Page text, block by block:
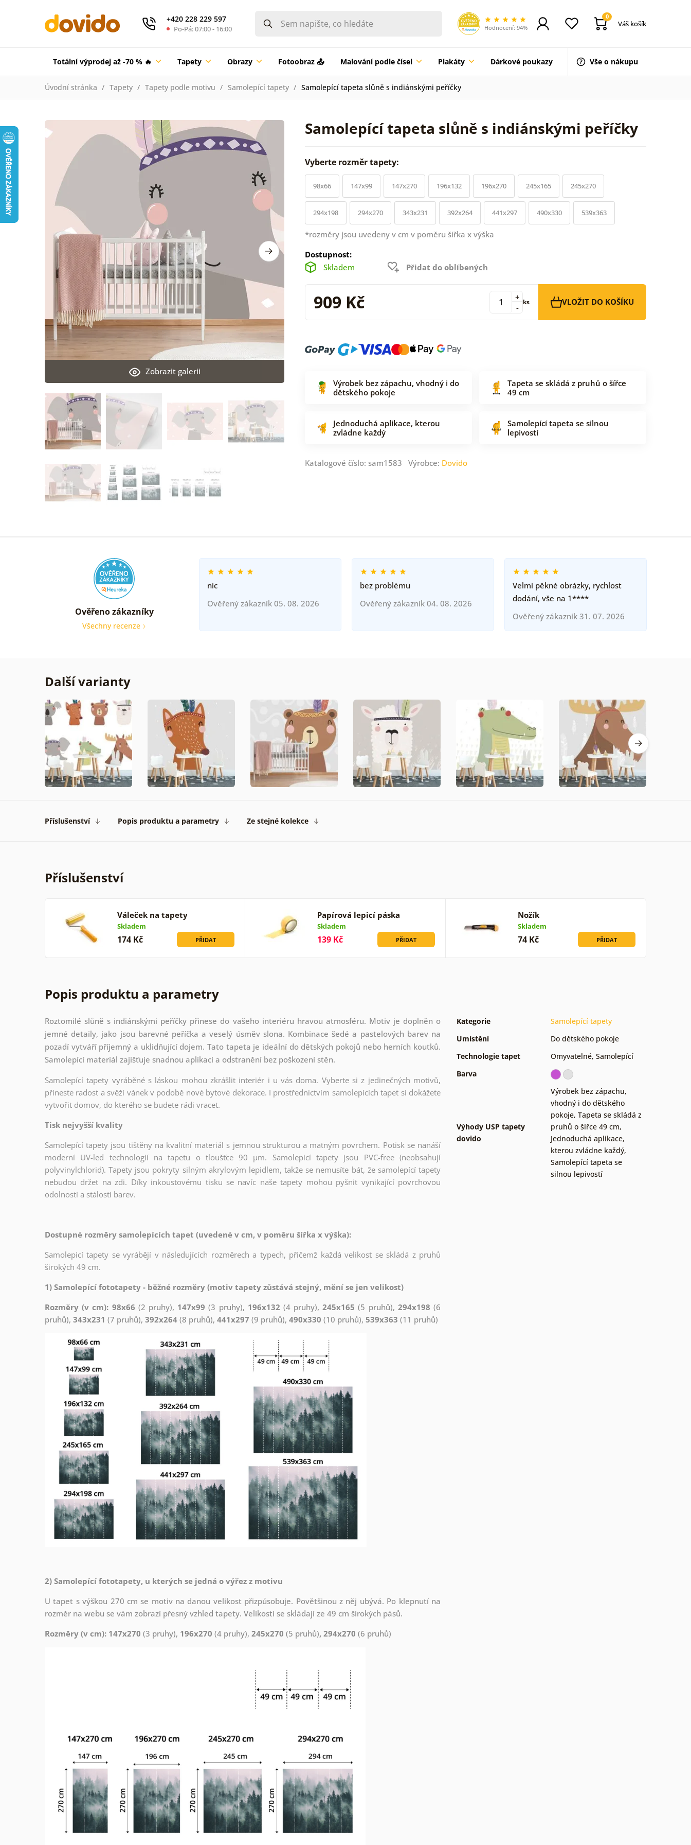
+420 228 229 597
Po-Pá: 07:00 - 16:00 Hodnocení: 94%
0
Váš košík
Totální výprodej až -70 % 🔥 Tapety Obrazy Fotoobraz 📤 Malování podle čísel Plakáty Dárkové poukazy Vše o nákupu
Úvodní stránka Tapety Tapety podle motivu Samolepící tapety Samolepící tapeta slůně s indiánskými peříčky
Samolepící tapeta slůně s indiánskými peříčky
Zobrazit galerii
Vyberte rozměr tapety:
98x66 147x99 147x270 196x132 196x270 245x165 245x270
294x198 294x270 343x231 392x264 441x297 490x330 539x363
*rozměry jsou uvedeny v cm v poměru šířka x výška
Dostupnost:
Skladem
Přidat do oblíbených
909 Kč -
+ ks VLOŽIT DO KOŠÍKU
Výrobek bez zápachu, vhodný i do
dětského pokoje
Tapeta se skládá z pruhů o šířce
49 cm
Jednoduchá aplikace, kterou
zvládne každý
Samolepící tapeta se silnou
lepivostí
Katalogové číslo: sam1583 Výrobce: Dovido
Ověřeno zákazníky
Všechny recenze
nic
Ověřený zákazník 05. 08. 2026
bez problému
Ověřený zákazník 04. 08. 2026
Velmi pěkné obrázky, rychlost
dodání, vše na 1****
Ověřený zákazník 31. 07. 2026
Další varianty
Příslušenství Popis produktu a parametry Ze stejné kolekce
Příslušenství
Váleček na tapety
Skladem
174 Kč PŘIDAT
Papírová lepicí páska
Skladem
139 Kč PŘIDAT
Nožík
Skladem
74 Kč PŘIDAT
Popis produktu a parametry
Roztomilé slůně s indiánskými peříčky přinese do vašeho interiéru hravou atmosféru. Motiv je doplněn o
jemné detaily, jako jsou barevné peříčka a veselý úsměv slona. Kombinace šedé a pastelových barev na
pozadí vytváří příjemný a uklidňující dojem. Tato tapeta je ideální do dětských pokojů nebo herních koutků.
Samolepící materiál zajišťuje snadnou aplikaci a odstranění bez poškození stěn.
Samolepící tapety vyráběné s láskou mohou zkrášlit interiér i u vás doma. Vyberte si z jedinečných motivů,
přineste radost a svěží vánek v podobě nové bytové dekorace. I prostřednictvím samolepících tapet si dokážete
vytvořit domov, do kterého se budete rádi vracet.
Tisk nejvyšší kvality
Samolepící tapety jsou tištěny na kvalitní materiál s jemnou strukturou a matným povrchem. Potisk se nanáší
moderní UV-led technologií na tapetu o tloušťce 90 µm. Samolepicí tapety jsou PVC-free (neobsahují
polyvinylchlorid). Tapety jsou pokryty silným akrylovým lepidlem, takže se nemusíte bát, že samolepící tapety
nebudou držet na zdi. Díky inkoustovému tisku se navíc naše tapety mohou pyšnit vynikající povrchovou
odolností a stálostí barev.
Dostupné rozměry samolepících tapet (uvedené v cm, v poměru šířka x výška):
Samolepicí tapety se vyrábějí v následujících rozměrech a typech, přičemž každá velikost se skládá z pruhů
širokých 49 cm.
1) Samolepící fototapety - běžné rozměry (motiv tapety zůstává stejný, mění se jen velikost)
Rozměry (v cm): 98x66 (2 pruhy), 147x99 (3 pruhy), 196x132 (4 pruhy),245x165 (5 pruhů), 294x198 (6
pruhů), 343x231 (7 pruhů), 392x264 (8 pruhů), 441x297 (9 pruhů), 490x330 (10 pruhů), 539x363 (11 pruhů)
2) Samolepící fototapety, u kterých se jedná o výřez z motivu
U tapet s výškou 270 cm se motiv na danou velikost přizpůsobuje. Povětšinou z něj ubývá. Po klepnutí na
rozměr na webu se vám zobrazí přesný vzhled tapety. Velikosti se skládají ze 49 cm širokých pásů.
Rozměry (v cm): 147x270 (3 pruhy), 196x270 (4 pruhy), 245x270 (5 pruhů), 294x270 (6 pruhů)
Kategorie
Samolepící tapety
Umístění
Do dětského pokoje
Technologie tapet
Omyvatelné, Samolepící
Barva
Výhody USP tapety
dovido
Výrobek bez zápachu,
vhodný i do dětského
pokoje, Tapeta se skládá z
pruhů o šířce 49 cm,
Jednoduchá aplikace,
kterou zvládne každý,
Samolepící tapeta se
silnou lepivostí